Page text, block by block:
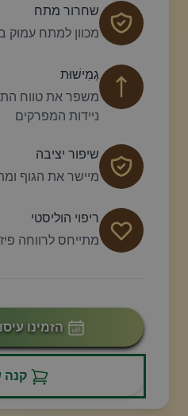
שחרור מתח
מכוון למתח עמוק
גְמִישׁוּת
משפר את טווח
ניידות המפרקים
שיפור יציבה
מיישר את הגוף
ריפוי הוליסטי
מתייחס לרווחה
הזמינו
קנה